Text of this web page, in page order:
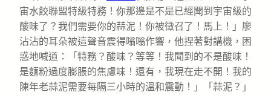
宙水餃聯盟特級特務！你那邊是不是已經聞到宇宙級的
酸味了？我們需要你的蒜泥！你被徵召了！馬上！」廖
沾沾的耳朵被這聲音震得嗡嗡作響，他捏著對講機，困
惑地喊道：「特務？酸味？等等！我聞到的不是酸味！
是麵粉過度膨脹的焦慮味！還有，我現在走不開！我的
陳年老蒜泥需要每隔三小時的溫和震動！」「蒜泥？」